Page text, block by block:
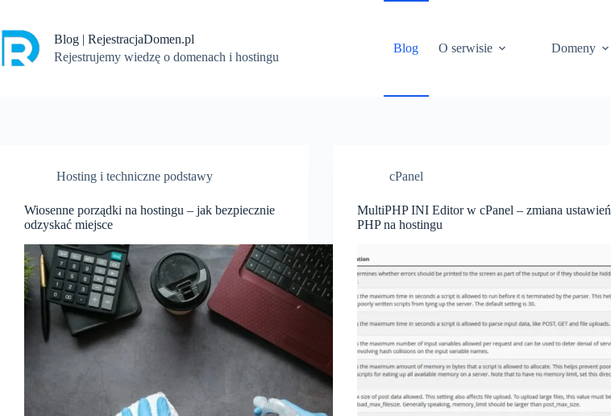
treści
Blog | RejestracjaDomen.pl
Rejestrujemy wiedzę o domenach i hostingu
Blog O serwisie Domeny
Hosting i techniczne podstawy
Wiosenne porządki na hostingu – jak bezpiecznie
odzyskać miejsce
cPanel
MultiPHP INI Editor w cPanel – zmiana ustawień
PHP na hostingu